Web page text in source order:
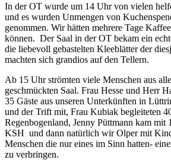
In der OT wurde um 14 Uhr von vielen
und es wurden Unmengen von
genommen. Wir hätten mehrere Tage
können. Der Saal in der OT bekam ein
die liebevoll gebastelten Kleeblätter der
machten sich grandios auf den Tellern.
Ab 15 Uhr strömten viele Menschen aus
geschmückten Saal. Frau Hesse und Herr
35 Gäste aus unseren Unterkünften in
und der Trift mit, Frau Kubiak begleiteten
Regenbogenland, Jenny Püttmann kam mit
KSH und dann natürlich wir Olper mit
Menschen die nur eines im Sinn hatten-
zu verbringen.